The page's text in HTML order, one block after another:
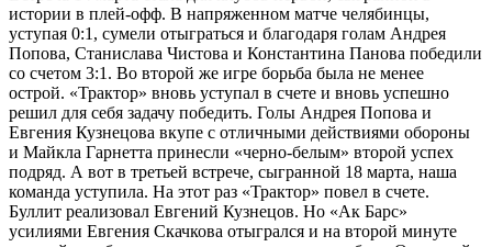
истории в плей-офф. В напряженном матче челябинцы,
уступая 0:1, сумели отыграться и благодаря голам Андрея
Попова, Станислава Чистова и Константина Панова победили
со счетом 3:1. Во второй же игре борьба была не менее
острой. «Трактор» вновь уступал в счете и вновь успешно
решил для себя задачу победить. Голы Андрея Попова и
Евгения Кузнецова вкупе с отличными действиями обороны
и Майкла Гарнетта принесли «черно-белым» второй успех
подряд. А вот в третьей встрече, сыгранной 18 марта, наша
команда уступила. На этот раз «Трактор» повел в счете.
Буллит реализовал Евгений Кузнецов. Но «Ак Барс»
усилиями Евгения Скачкова отыгрался и на второй минуте